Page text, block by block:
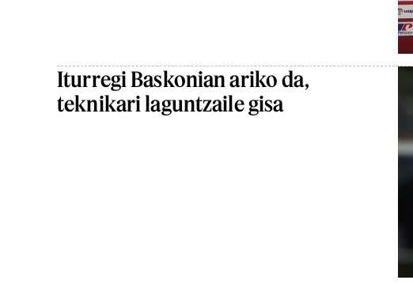
Iturregi Baskonian ariko da,
teknikari laguntzaile gisa